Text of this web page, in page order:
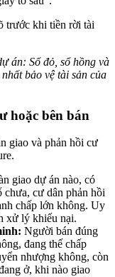
trước khi tiền rời tài
án: Sổ đỏ, sổ hồng và
bảo vệ tài sản của
hoặc bên bán
giao và phản hồi cư
giao dự án nào, có
chưa, cư dân phản hồi
chấp lớn không. Uy
xử lý khiếu nại.
Người bán đúng
đang thế chấp
nhượng không, còn
ở, khi nào giao